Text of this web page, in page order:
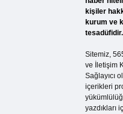
kişiler
kurum ve
tesadüfidir.
Sitemiz,
ve İletişim
Sağlayıcı
içerikleri
yazdıkları